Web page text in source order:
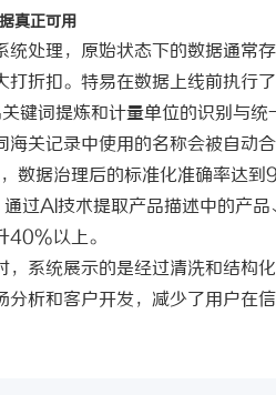
真正可用
统处理，原始状态下的数据通常
打折扣。特易在数据上线前执行
键词提炼和计量单位的识别与统
海关记录中使用的名称会被自动
数据治理后的标准化准确率达
过AI技术提取产品描述中的产
40%以上。
，系统展示的是经过清洗和结构
分析和客户开发，减少了用户在